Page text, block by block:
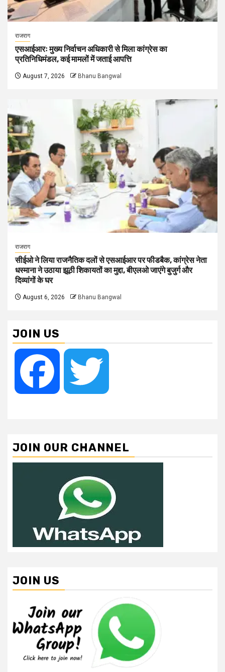
राजराग
एसआईआरः मुख्य निर्वाचन अधिकारी से मिला कांग्रेस का
प्रतिनिधिमंडल, कई मामलों में जताई आपत्ति
August 7, 2026 Bhanu Bangwal
राजराग
सीईओ ने लिया राजनैतिक दलों से एसआईआर पर फीडबैक, कांग्रेस नेता
धस्माना ने उठाया झूठी शिकायतों का मुद्दा, बीएलओ जाएंगे बुजुर्ग और
दिव्यांगों के घर
August 6, 2026 Bhanu Bangwal
JOIN US
Facebook
JOIN OUR CHANNEL
JOIN US